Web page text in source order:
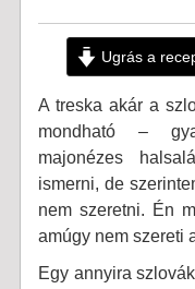
Ugrás a
A treska akár a
mondható –
majonézes
ismerni, de
nem szeretni. Én
amúgy nem szereti
Egy annyira